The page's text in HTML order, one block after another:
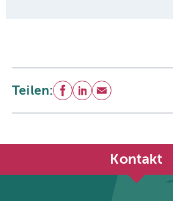
Teilen: Facebook
LinkedIn
E-Mail
Kontakt